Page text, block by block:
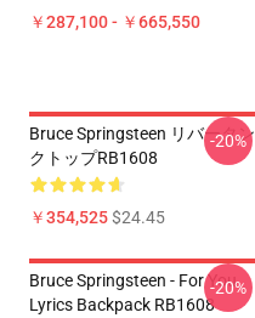
￥287,100 - ￥665,550
Bruce Springsteen リバータン
クトップRB1608
￥354,525$24.45
-20%
Bruce Springsteen - For You
Lyrics Backpack RB1608
-20%